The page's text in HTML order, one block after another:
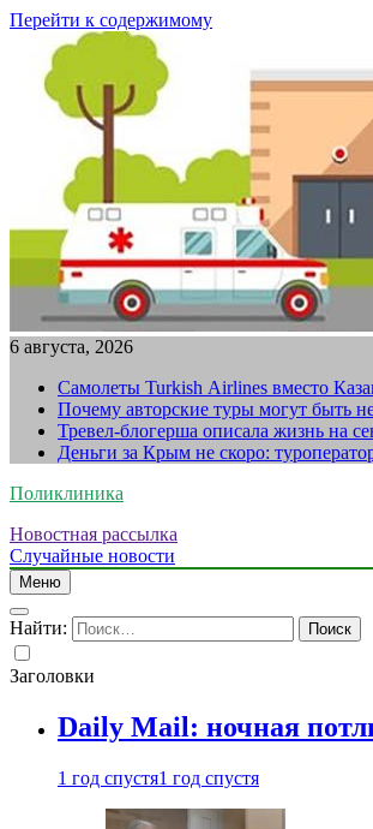
Перейти к содержимому
6 августа, 2026
Самолеты Turkish Airlines вместо
Почему авторские туры могут быть
Тревел-блогерша описала жизнь на
Деньги за Крым не скоро:
Поликлиника
Новостная рассылка
Случайные новости
Меню
Найти:
Заголовки
Daily Mail: ночная
1 год спустя1 год спустя